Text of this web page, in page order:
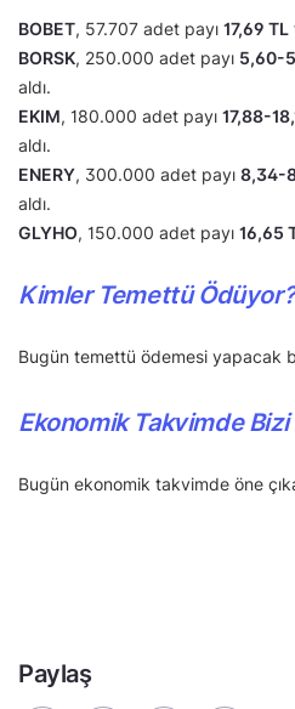
BOBET, 57.707 adet payı 17,69 TL
BORSK, 250.000 adet payı 5,60-
aldı.
EKIM, 180.000 adet payı 17,88-
aldı.
ENERY, 300.000 adet payı 8,34-
aldı.
GLYHO, 150.000 adet payı 16,65
Kimler Temettü Ödüyor?
Bugün temettü ödemesi yapacak
Ekonomik Takvimde
Bugün ekonomik takvimde öne
Paylaş